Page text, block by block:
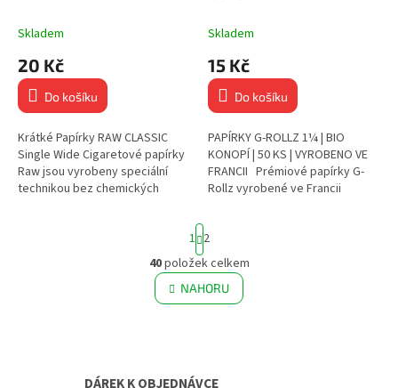
Skladem
20 Kč
Do košíku
Krátké Papírky RAW CLASSIC
Single Wide Cigaretové papírky
Raw jsou vyrobeny speciální
technikou bez chemických
Skladem
15 Kč
Do košíku
PAPÍRKY G-ROLLZ 1¼ | BIO
KONOPÍ | 50 KS | VYROBENO VE
FRANCII Prémiové papírky G-
Rollz vyrobené ve Francii
O
v
l
S
t
r
á
n
k
í
1 2
40položek celkem
NAHORU
DÁREK K OBJEDNÁVCE